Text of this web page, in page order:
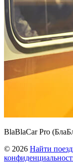
BlaBlaCar Pro
© 2026 Найти